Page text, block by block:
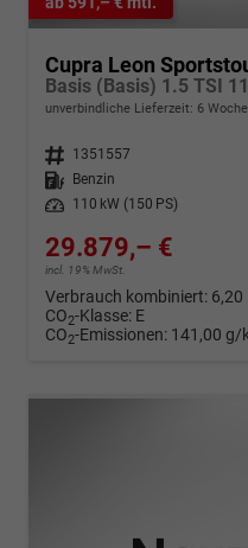
Cupra Leon
unverbindliche Lieferzeit: 6
Fahrzeugnr. 1351557
Kraftstoff
Benzin
Leistung
110 kW (150 PS)
29.879,– €
incl. 19% MwSt.
Verbrauch kombiniert:
CO2-Klasse: E
CO2-Emissionen: 141,00 g/